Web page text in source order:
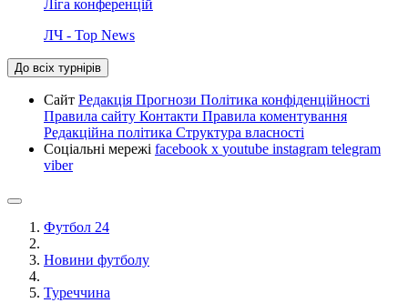
Ліга конференцій
ЛЧ - Top News
До всіх турнірів
Сайт Редакція Прогнози Політика конфіденційності
Правила сайту Контакти Правила коментування
Редакційна політика Структура власності
Соціальні мережі facebook x youtube instagram telegram
viber
Футбол 24
Новини футболу
Туреччина